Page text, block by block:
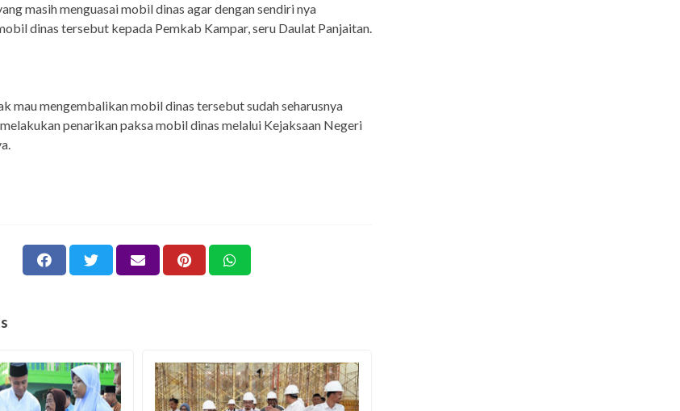
masih menguasai mobil dinas agar dengan sendiri nya
dinas tersebut kepada Pemkab Kampar, seru Daulat Panjaitan.
mau mengembalikan mobil dinas tersebut sudah seharusnya
penarikan paksa mobil dinas melalui Kejaksaan Negeri